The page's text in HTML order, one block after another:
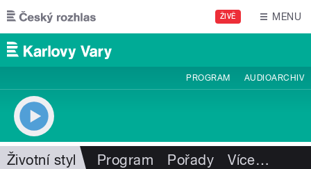
Přejít k hlavnímu obsahu
ŽIVĚ MENU
PROGRAM AUDIOARCHIV
Životní styl Program Pořady Více…